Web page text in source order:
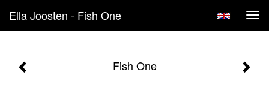
Ella Joosten - Fish One
Fish One